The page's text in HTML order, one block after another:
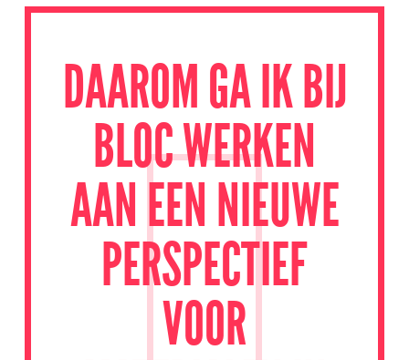
DAAROM GA IK BIJ
BLOC WERKEN
AAN EEN NIEUWE
PERSPECTIEF
VOOR